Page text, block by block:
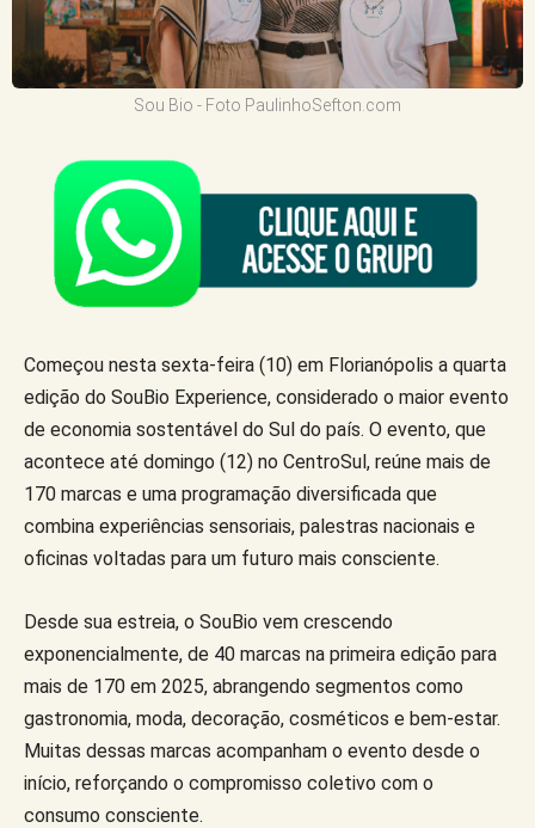
Sou Bio - Foto PaulinhoSefton.com
Começou nesta sexta-feira (10) em Florianópolis a quarta
edição do SouBio Experience, considerado o maior evento
de economia sostentável do Sul do país. O evento, que
acontece até domingo (12) no CentroSul, reúne mais de
170 marcas e uma programação diversificada que
combina experiências sensoriais, palestras nacionais e
oficinas voltadas para um futuro mais consciente.
Desde sua estreia, o SouBio vem crescendo
exponencialmente, de 40 marcas na primeira edição para
mais de 170 em 2025, abrangendo segmentos como
gastronomia, moda, decoração, cosméticos e bem-estar.
Muitas dessas marcas acompanham o evento desde o
início, reforçando o compromisso coletivo com o
consumo consciente.